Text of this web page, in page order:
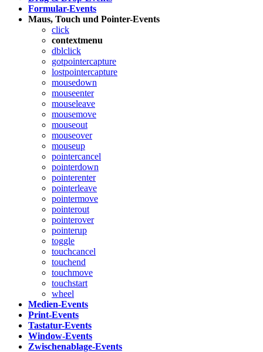
Formular-Events
Maus, Touch und Pointer-Events
click
contextmenu
dblclick
gotpointercapture
lostpointercapture
mousedown
mouseenter
mouseleave
mousemove
mouseout
mouseover
mouseup
pointercancel
pointerdown
pointerenter
pointerleave
pointermove
pointerout
pointerover
pointerup
toggle
touchcancel
touchend
touchmove
touchstart
wheel
Medien-Events
Print-Events
Tastatur-Events
Window-Events
Zwischenablage-Events